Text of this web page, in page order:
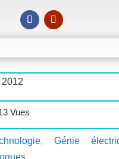
Vues
, Génie